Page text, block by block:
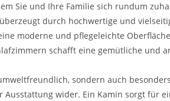
Sie und Ihre Familie sich rundum
durch hochwertige und
moderne und pflegeleichte
schafft eine gemütliche und
sondern auch
wider. Ein Kamin sorgt für